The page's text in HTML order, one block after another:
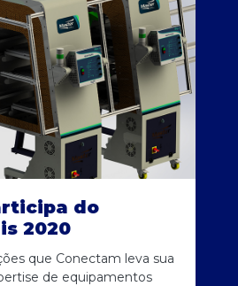
do
2020
que Conectam leva sua
de equipamentos